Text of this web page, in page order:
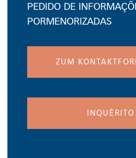
PEDIDO DE
PORMENORIZADAS
ZUM
INQUÉRITO